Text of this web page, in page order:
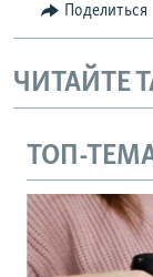
Поделиться
ЧИТАЙТЕ
ТОП-